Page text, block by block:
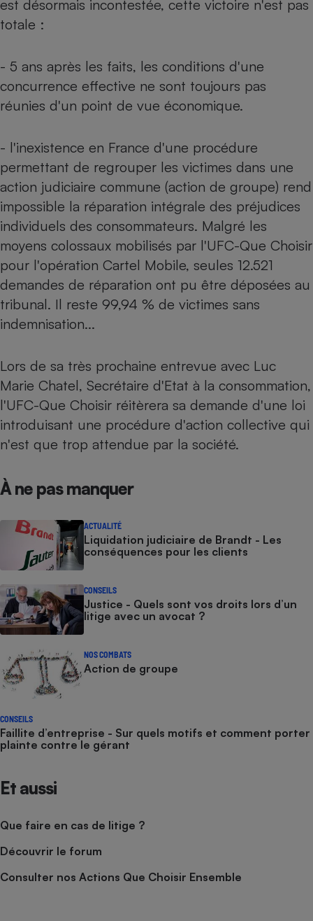
est désormais incontestée, cette victoire n'est pas
totale :
- 5 ans après les faits, les conditions d'une
concurrence effective ne sont toujours pas
réunies d'un point de vue économique.
- l'inexistence en France d'une procédure
permettant de regrouper les victimes dans une
action judiciaire commune (action de groupe) rend
impossible la réparation intégrale des préjudices
individuels des consommateurs. Malgré les
moyens colossaux mobilisés par l'UFC-Que Choisir
pour l'opération Cartel Mobile, seules 12.521
demandes de réparation ont pu être déposées au
tribunal. Il reste 99,94 % de victimes sans
indemnisation...
Lors de sa très prochaine entrevue avec Luc
Marie Chatel, Secrétaire d'Etat à la consommation,
l'UFC-Que Choisir réitèrera sa demande d'une loi
introduisant une procédure d'action collective qui
n'est que trop attendue par la société.
À ne pas manquer
ACTUALITÉ
Liquidation judiciaire de Brandt - Les
conséquences pour les clients
CONSEILS
Justice - Quels sont vos droits lors d’un
litige avec un avocat ?
NOS COMBATS
Action de groupe
CONSEILS
Faillite d’entreprise - Sur quels motifs et comment porter
plainte contre le gérant
Et aussi
Que faire en cas de litige ?
Découvrir le forum
Consulter nos Actions Que Choisir Ensemble
Plaque de cuisson à
induction
Climatiseur -
Ventilateur
Cafetière à expressos
Smartphone
Antivirus
Radiateur électrique
Climatiseur -
Ventilateur